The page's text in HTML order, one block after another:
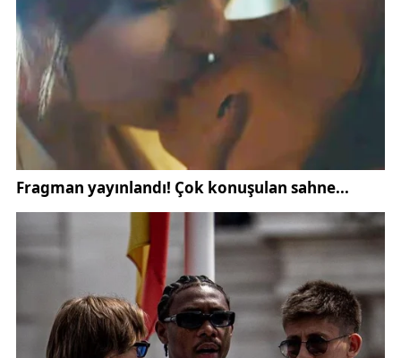
Sivasspor cephesi, hem hukuki hem de idari sürecin
yakından ve titizlikle takip edildiğini kamuoyuyla
paylaştı. Kulüp yönetimi, TFF ve ilgili disiplin
kurullarının yapacağı değerlendirmeler sonucunda
ortaya çıkacak kararların beklendiğini belirtti.
Sürecin tamamlanmasının ardından ise şeffaflık
ilkesi gereği kamuoyunun yeniden bilgilendirileceği
kaydedildi.
Sivasspor haberleri,PFDK gelişmeleri
veMehmet Altıparmak son durum
başlıkları altında
gündemi yakından takip eden taraftarlar için önemli
bir bilgilendirme niteliği taşıyor. Konuya ilişkin
gelişmeler, spor kamuoyu kadar
Sivas gündemi